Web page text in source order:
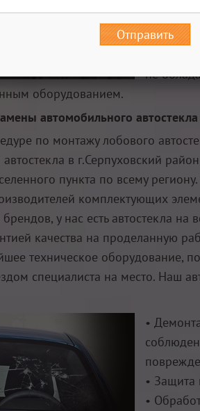
районе
не
оборудованием.
автомобильного
по монтажу лобового
в г.Серпуховский
пункта по всему
комплектующих
у нас есть автостекла
качества на проделанную
техническое оборудование,
специалиста на место. Наш
•
• Защита
•
Отправить